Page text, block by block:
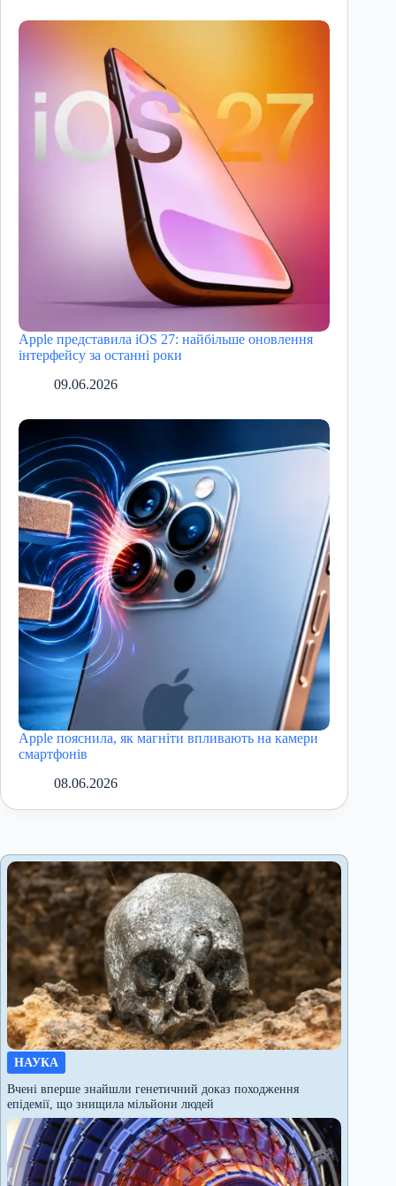
Apple представила iOS 27: найбільше оновлення
інтерфейсу за останні роки
09.06.2026
Apple пояснила, як магніти впливають на камери
смартфонів
08.06.2026
НАУКА
Вчені вперше знайшли генетичний доказ походження
епідемії, що знищила мільйони людей